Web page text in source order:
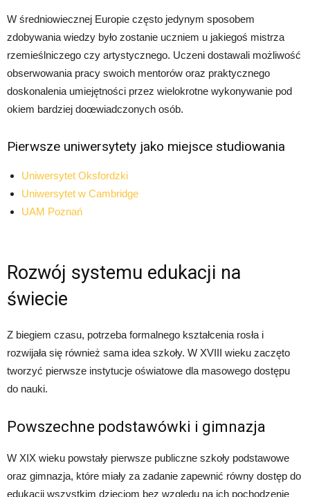
W średniowiecznej Europie często jedynym sposobem
zdobywania wiedzy było zostanie uczniem u jakiegoś mistrza
rzemieślniczego czy artystycznego. Uczeni dostawali możliwość
obserwowania pracy swoich mentorów oraz praktycznego
doskonalenia umiejętności przez wielokrotne wykonywanie pod
okiem bardziej doœwiadczonych osób.
Pierwsze uniwersytety jako miejsce studiowania
Uniwersytet Oksfordzki
Uniwersytet w Cambridge
UAM Poznań
Rozwój systemu edukacji na
świecie
Z biegiem czasu, potrzeba formalnego kształcenia rosła i
rozwijała się również sama idea szkoły. W XVIII wieku zaczęto
tworzyć pierwsze instytucje oświatowe dla masowego dostępu
do nauki.
Powszechne podstawówki i gimnazja
W XIX wieku powstały pierwsze publiczne szkoły podstawowe
oraz gimnazja, które miały za zadanie zapewnić równy dostęp do
edukacji wszystkim dzieciom bez względu na ich pochodzenie